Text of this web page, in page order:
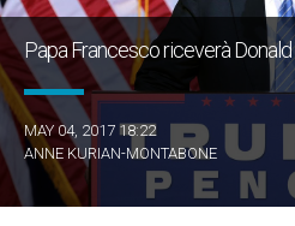
Papa Francesco riceverà
MAY 04, 2017 18:22
ANNE KURIAN-MONTABONE